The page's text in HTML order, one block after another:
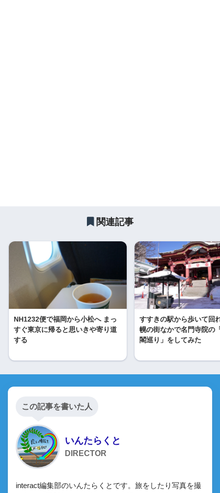
関連記事
NH1232便で福岡から小松へ まっ
すぐ東京に帰ると思いきや寄り道
する
すすきの駅から歩いて回
幌の街なかで名門寺院の
閣巡り」をしてみた
この記事を書いた人
いんたらくと
DIRECTOR
interact編集部のいんたらくとです。旅をしたり写真を撮